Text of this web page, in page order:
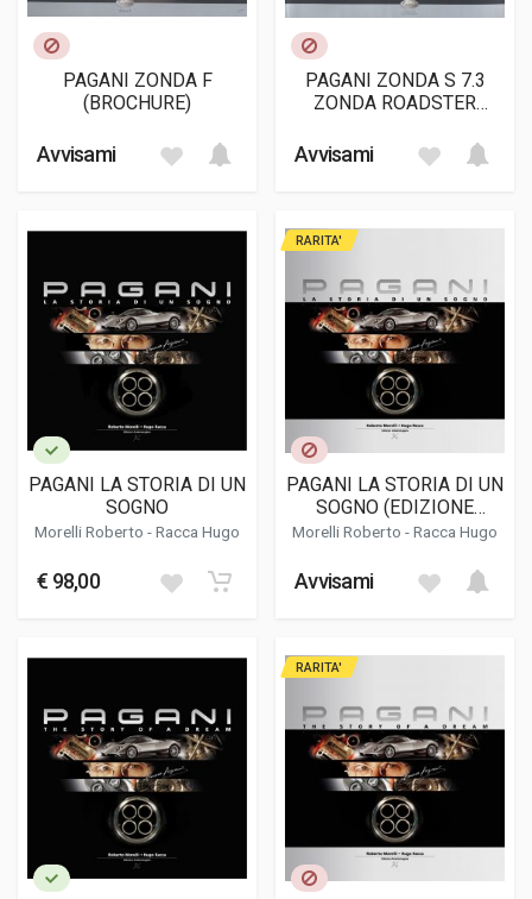
PAGANI ZONDA F
(BROCHURE)
Avvisami
PAGANI ZONDA S 7.3
ZONDA ROADSTER
Avvisami
PAGANI LA STORIA DI UN
SOGNO
Morelli Roberto -Racca Hugo
€ 98,00
RARITA'
PAGANI LA STORIA DI UN
SOGNO (EDIZIONE
DELUXE)
Morelli Roberto -Racca Hugo
Avvisami
RARITA'